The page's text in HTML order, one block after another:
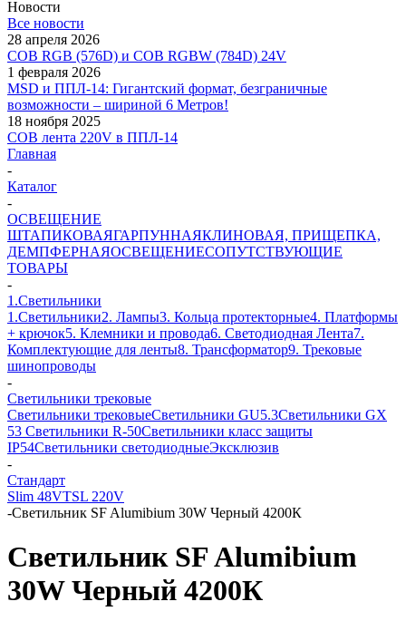
Новости
Все новости
28 апреля 2026
COB RGB (576D) и COB RGBW (784D) 24V
1 февраля 2026
MSD и ППЛ-14: Гигантский формат, безграничные
возможности – шириной 6 Метров!
18 ноября 2025
COB лента 220V в ППЛ-14
Главная
-
Каталог
-
ОСВЕЩЕНИЕ
ШТАПИКОВАЯГАРПУННАЯКЛИНОВАЯ, ПРИЩЕПКА,
ДЕМПФЕРНАЯОСВЕЩЕНИЕСОПУТСТВУЮЩИЕ
ТОВАРЫ
-
1.Светильники
1.Светильники2. Лампы3. Кольца протекторные4. Платформы
+ крючок5. Клемники и провода6. Светодиодная Лента7.
Комплектующие для ленты8. Трансформатор9. Трековые
шинопроводы
-
Светильники трековые
Светильники трековыеСветильники GU5.3Светильники GX
53 Светильники R-50Светильники класс защиты
IP54Светильники светодиодныеЭксклюзив
-
Стандарт
Slim 48VTSL 220V
-Светильник SF Alumibium 30W Черный 4200К
Светильник SF Alumibium
30W Черный 4200К